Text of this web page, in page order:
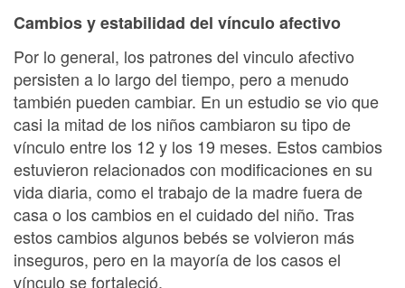
Cambios y estabilidad del vínculo afectivo
Por lo general, los patrones del vinculo afectivo
persisten a lo largo del tiempo, pero a menudo
también pueden cambiar. En un estudio se vio que
casi la mitad de los niños cambiaron su tipo de
vínculo entre los 12 y los 19 meses. Estos cambios
estuvieron relacionados con modificaciones en su
vida diaria, como el trabajo de la madre fuera de
casa o los cambios en el cuidado del niño. Tras
estos cambios algunos bebés se volvieron más
inseguros, pero en la mayoría de los casos el
vínculo se fortaleció.